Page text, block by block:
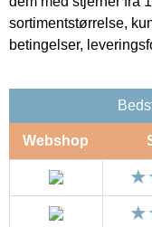
sortimentstørrelse,
betingelser,
Webshop